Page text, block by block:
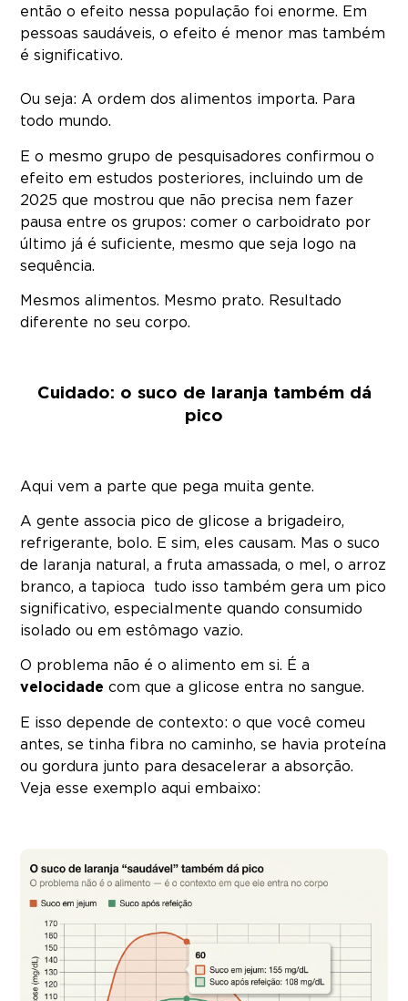
então o efeito nessa população foi enorme. Em
pessoas saudáveis, o efeito é menor mas também
é significativo.
Ou seja: A ordem dos alimentos importa. Para
todo mundo.
E o mesmo grupo de pesquisadores confirmou o
efeito em estudos posteriores, incluindo um de
2025 que mostrou que não precisa nem fazer
pausa entre os grupos: comer o carboidrato por
último já é suficiente, mesmo que seja logo na
sequência.
Mesmos alimentos. Mesmo prato. Resultado
diferente no seu corpo.
Cuidado: o suco de laranja também dá
pico
Aqui vem a parte que pega muita gente.
A gente associa pico de glicose a brigadeiro,
refrigerante, bolo. E sim, eles causam. Mas o suco
de laranja natural, a fruta amassada, o mel, o arroz
branco, a tapioca tudo isso também gera um pico
significativo, especialmente quando consumido
isolado ou em estômago vazio.
O problema não é o alimento em si. É a
velocidade com que a glicose entra no sangue.
E isso depende de contexto: o que você comeu
antes, se tinha fibra no caminho, se havia proteína
ou gordura junto para desacelerar a absorção.
Veja esse exemplo aqui embaixo: